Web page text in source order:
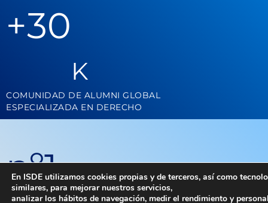
+30
K
COMUNIDAD DE ALUMNI GLOBAL
ESPECIALIZADA EN DERECHO
nº1
En ISDE utilizamos cookies propias y de terceros, así como
similares, para mejorar nuestros servicios,
analizar los hábitos de navegación, medir el rendimiento y